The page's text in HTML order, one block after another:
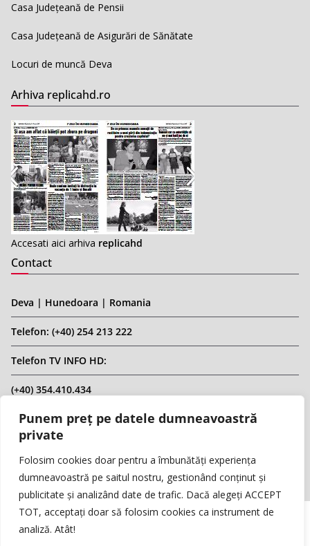
Punem preț pe datele dumneavoastră
private
Folosim cookies doar pentru a îmbunătăți experiența
dumneavoastră pe saitul nostru, gestionând conținut și
publicitate și analizând date de trafic. Dacă alegeți ACCEPT
TOT, acceptați doar să folosim cookies ca instrument de
analiză. Atât!
Casa Județeană de Pensii
Casa Județeană de Asigurări de Sănătate
Locuri de muncă Deva
Arhiva replicahd.ro
Accesati aici arhiva replicahd
Contact
Deva | Hunedoara | Romania
Telefon: (+40) 254 213 222
Telefon TV INFO HD:
(+40) 354.410.434
Email: infohd20@gmail.com
Website: www.replicahd.ro